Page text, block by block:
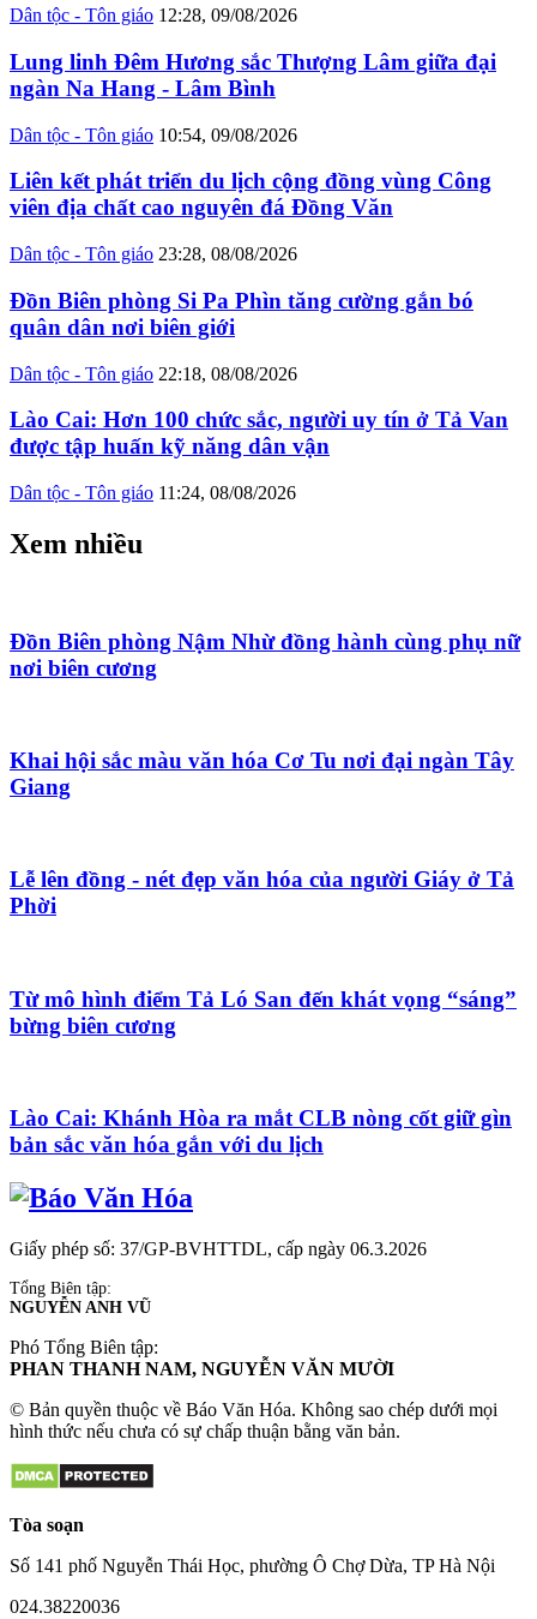
Dân tộc - Tôn giáo 12:28, 09/08/2026
Lung linh Đêm Hương sắc Thượng Lâm giữa đại
ngàn Na Hang - Lâm Bình
Dân tộc - Tôn giáo 10:54, 09/08/2026
Liên kết phát triển du lịch cộng đồng vùng Công
viên địa chất cao nguyên đá Đồng Văn
Dân tộc - Tôn giáo 23:28, 08/08/2026
Đồn Biên phòng Si Pa Phìn tăng cường gắn bó
quân dân nơi biên giới
Dân tộc - Tôn giáo 22:18, 08/08/2026
Lào Cai: Hơn 100 chức sắc, người uy tín ở Tả Van
được tập huấn kỹ năng dân vận
Dân tộc - Tôn giáo 11:24, 08/08/2026
Xem nhiều
Đồn Biên phòng Nậm Nhừ đồng hành cùng phụ nữ
nơi biên cương
Khai hội sắc màu văn hóa Cơ Tu nơi đại ngàn Tây
Giang
Lễ lên đồng - nét đẹp văn hóa của người Giáy ở Tả
Phời
Từ mô hình điểm Tả Ló San đến khát vọng “sáng”
bừng biên cương
Lào Cai: Khánh Hòa ra mắt CLB nòng cốt giữ gìn
bản sắc văn hóa gắn với du lịch
Giấy phép số: 37/GP-BVHTTDL, cấp ngày 06.3.2026
Tổng Biên tập:
NGUYỄN ANH VŨ
Phó Tổng Biên tập:
PHAN THANH NAM, NGUYỄN VĂN MƯỜI
© Bản quyền thuộc về Báo Văn Hóa. Không sao chép dưới mọi
hình thức nếu chưa có sự chấp thuận bằng văn bản.
Tòa soạn
Số 141 phố Nguyễn Thái Học, phường Ô Chợ Dừa, TP Hà Nội
024.38220036